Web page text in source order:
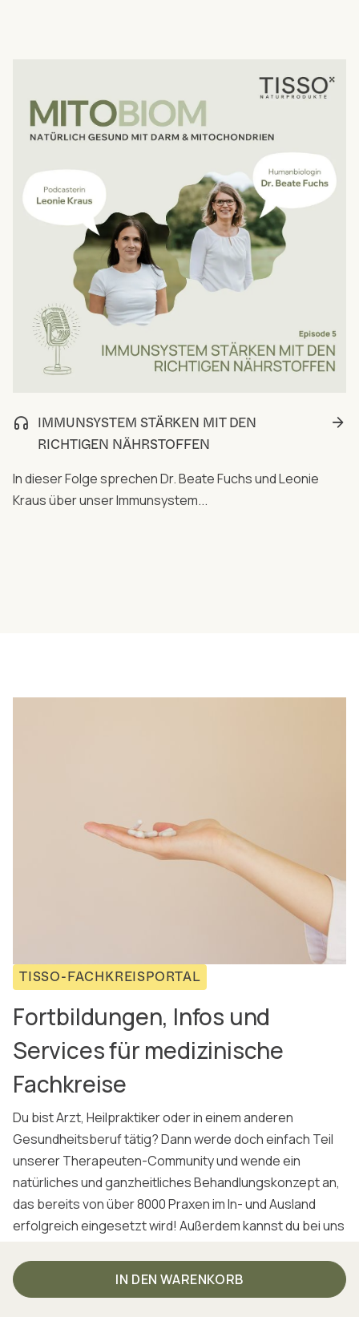
IN DEN WARENKORB
IMMUNSYSTEM STÄRKEN MIT DEN
RICHTIGEN NÄHRSTOFFEN
In dieser Folge sprechen Dr. Beate Fuchs und Leonie
Kraus über unser Immunsystem...
TISSO-FACHKREISPORTAL
Fortbildungen, Infos und
Services für medizinische
Fachkreise
Du bist Arzt, Heilpraktiker oder in einem anderen
Gesundheitsberuf tätig? Dann werde doch einfach Teil
unserer Therapeuten-Community und wende ein
natürliches und ganzheitliches Behandlungskonzept an,
das bereits von über 8000 Praxen im In- und Ausland
erfolgreich eingesetzt wird! Außerdem kannst du bei uns
In unserer TISSO-Akademie vermitteln wir dir all das
theoretische und praktische Know-how, das du für die